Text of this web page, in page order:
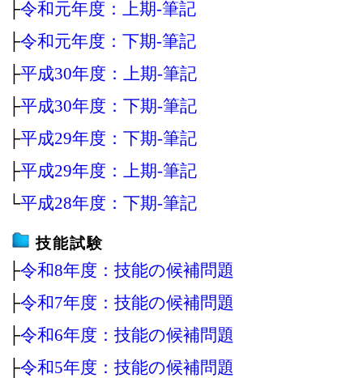
├令和元年度：上期‐筆記
├令和元年度：下期‐筆記
├平成30年度：上期‐筆記
├平成30年度：下期‐筆記
├平成29年度：下期‐筆記
├平成29年度：上期‐筆記
└平成28年度：下期‐筆記
技能試験
├令和8年度：技能の候補問題
├令和7年度：技能の候補問題
├令和6年度：技能の候補問題
├令和5年度：技能の候補問題